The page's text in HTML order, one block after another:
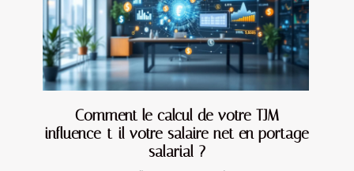
Comment le calcul de votre TJM
influence-t-il votre salaire net en portage
salarial ?